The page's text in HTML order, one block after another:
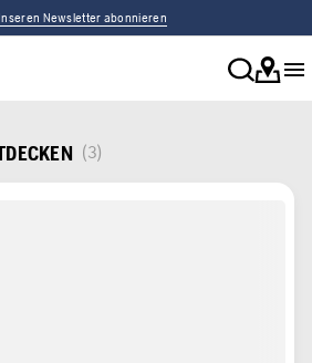
Newsletter abonnieren
(3)